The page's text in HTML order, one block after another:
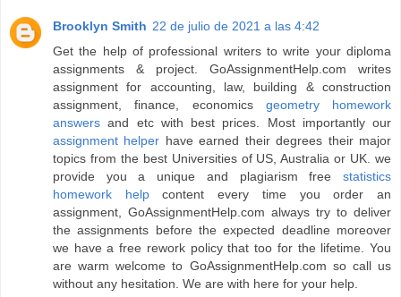
Brooklyn Smith 22 de julio de 2021 a las 4:42
Get the help of professional writers to write your diploma
assignments & project. GoAssignmentHelp.com writes
assignment for accounting, law, building & construction
assignment, finance, economics geometry homework
answers and etc with best prices. Most importantly our
assignment helper have earned their degrees their major
topics from the best Universities of US, Australia or UK. we
provide you a unique and plagiarism free statistics
homework helpcontent every time you order an
assignment, GoAssignmentHelp.com always try to deliver
the assignments before the expected deadline moreover
we have a free rework policy that too for the lifetime. You
are warm welcome to GoAssignmentHelp.com so call us
without any hesitation. We are with here for your help.